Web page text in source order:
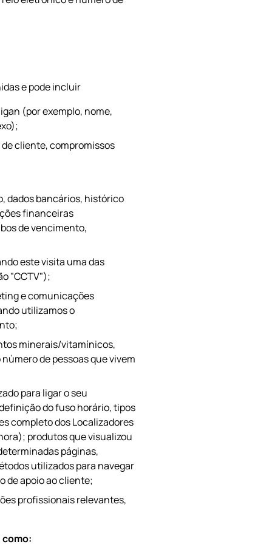
e pode incluir
(por exemplo, nome,
cliente, compromissos
dados bancários, histórico
financeiras
de vencimento,
este visita uma das
"CCTV");
e comunicações
utilizamos o
minerais/vitamínicos,
de pessoas que vivem
para ligar o seu
do fuso horário, tipos
completo dos Localizadores
produtos que visualizou
páginas,
utilizados para navegar
de apoio ao cliente;
profissionais relevantes,